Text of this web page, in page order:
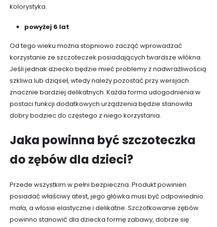
kolorystyka.
powyżej 6 lat
Od tego wieku można stopniowo zacząć wprowadzać
korzystanie ze szczoteczek posiadających twardsze włókna.
Jeśli jednak dziecko będzie mieć problemy z nadwrażliwością
szkliwa lub dziąseł, wtedy należy pozostać przy wersjach
znacznie bardziej delikatnych. Każda forma udogodnienia w
postaci funkcji dodatkowych urządzenia będzie stanowiła
dobry bodziec do częstego z niego korzystania.
Jaka powinna być szczoteczka
do zębów dla dzieci?
Przede wszystkim w pełni bezpieczna. Produkt powinien
posiadać właściwy atest, jego główka musi być odpowiednio
mała, a włosie elastyczne i delikatne. Szczotkowanie zębów
powinno stanowić dla dziecka formę zabawy, dobrze się